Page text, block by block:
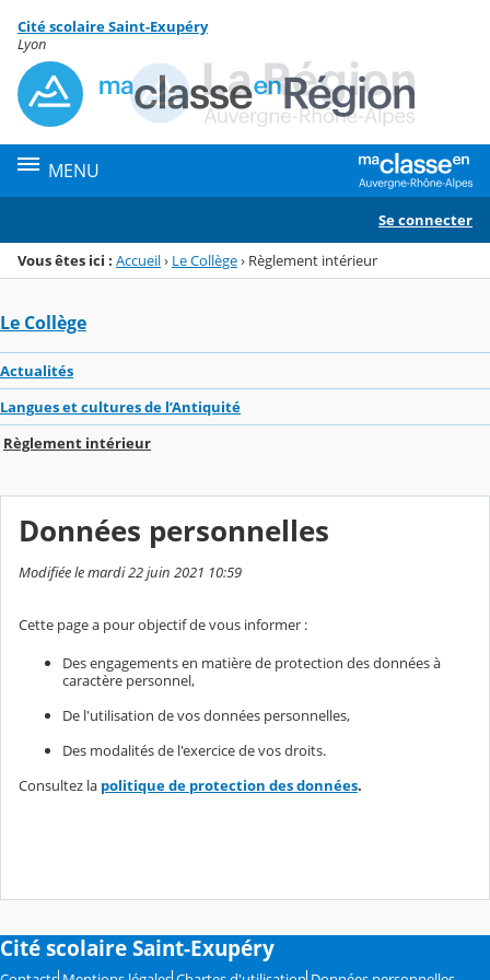
Menu de la rubrique
Contenu
Cité scolaire Saint-Exupéry
Lyon
MENU
Se connecter
Vous êtes ici : Accueil› Le Collège› Règlement intérieur
Le Collège
Actualités
Langues et cultures de l’Antiquité
Règlement intérieur
Données personnelles
Modifiée le mardi 22 juin 2021 10:59
Cette page a pour objectif de vous informer :
Des engagements en matière de protection des données à
caractère personnel,
De l'utilisation de vos données personnelles,
Des modalités de l'exercice de vos droits.
Consultez la politique de protection des données.
Cité scolaire Saint-Exupéry